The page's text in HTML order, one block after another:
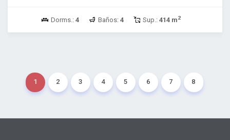
Dorms.: 4 Baños: 4 Sup.: 414 m2
1 2 3 4 5 6 7 8